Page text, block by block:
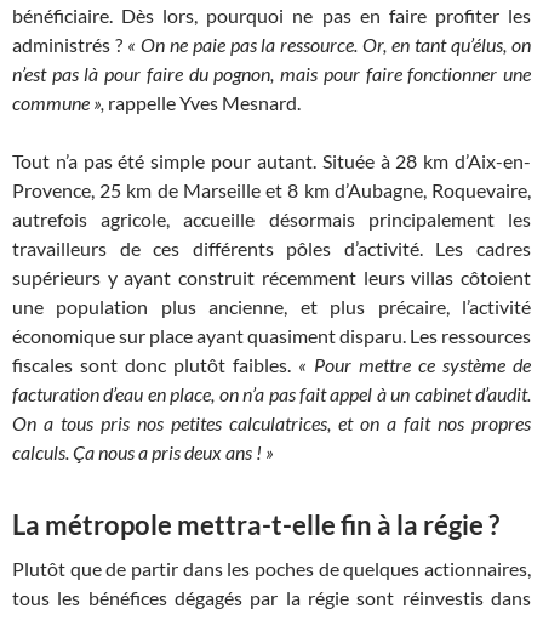
bénéficiaire. Dès lors, pourquoi ne pas en faire profiter les
administrés ? « On ne paie pas la ressource. Or, en tant qu’élus, on
n’est pas là pour faire du pognon, mais pour faire fonctionner une
commune », rappelle Yves Mesnard.
Tout n’a pas été simple pour autant. Située à 28 km d’Aix-en-
Provence, 25 km de Marseille et 8 km d’Aubagne, Roquevaire,
autrefois agricole, accueille désormais principalement les
travailleurs de ces différents pôles d’activité. Les cadres
supérieurs y ayant construit récemment leurs villas côtoient
une population plus ancienne, et plus précaire, l’activité
économique sur place ayant quasiment disparu. Les ressources
fiscales sont donc plutôt faibles. « Pour mettre ce système de
facturation d’eau en place, on n’a pas fait appel à un cabinet d’audit.
On a tous pris nos petites calculatrices, et on a fait nos propres
calculs. Ça nous a pris deux ans ! »
La métropole mettra-t-elle fin à la régie ?
Plutôt que de partir dans les poches de quelques actionnaires,
tous les bénéfices dégagés par la régie sont réinvestis dans